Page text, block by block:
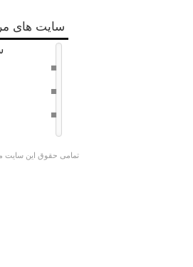
سایت های
تمامی حقوق این سایت